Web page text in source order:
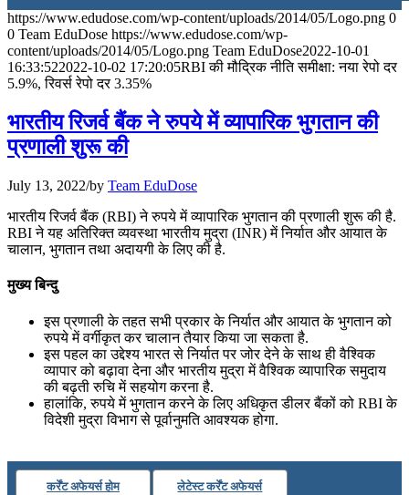
July 28, 2026
📝 डेली करेंट अफेयर्स: 25-27 जुलाई 2026
📝 डेली करेंट अफेयर्स: 22-24 जुलाई 2026
📝 डेली करेंट अफेयर्स: 19-21 जुलाई 2026
July 19, 2026
📝 डेली करेंट अफेयर्स: 16-18 जुलाई 2026
July 16, 2026
📝 डेली करेंट अफेयर्स: 13-15 जुलाई 2026
https://www.edudose.com/wp-content/uploads/2014/05/Logo.png 0
0 Team EduDose https://www.edudose.com/wp-
content/uploads/2014/05/Logo.png Team EduDose2022-10-01
16:33:522022-10-02 17:20:05RBI की मौद्रिक नीति समीक्षा: नया रेपो दर
5.9%, रिवर्स रेपो दर 3.35%
भारतीय रिजर्व बैंक ने रुपये में व्यापारिक भुगतान की
प्रणाली शुरू की
July 13, 2022/by Team EduDose
भारतीय रिजर्व बैंक (RBI) ने रुपये में व्यापारिक भुगतान की प्रणाली शुरू की है.
RBI ने यह अतिरिक्त व्यवस्था भारतीय मुद्रा (INR) में निर्यात और आयात के
चालान, भुगतान तथा अदायगी के लिए की है.
मुख्य बिन्दु
इस प्रणाली के तहत सभी प्रकार के निर्यात और आयात के भुगतान को
रुपये में वर्गीकृत कर चालान तैयार किया जा सकता है.
इस पहल का उद्देश्य भारत से निर्यात पर जोर देने के साथ ही वैश्विक
व्यापार को बढ़ावा देना और भारतीय मुद्रा में वैश्विक व्यापारिक समुदाय
की बढ़ती रुचि में सहयोग करना है.
हालांकि, रुपये में भुगतान करने के लिए अधिकृत डीलर बैंकों को RBI के
विदेशी मुद्रा विभाग से पूर्वानुमति आवश्यक होगा.
कर्रेंट अफेयर्स होम लेटेस्ट कर्रेंट अफेयर्स